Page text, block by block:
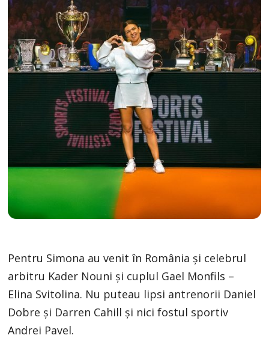
Pentru Simona au venit în România şi celebrul
arbitru Kader Nouni şi cuplul Gael Monfils –
Elina Svitolina. Nu puteau lipsi antrenorii Daniel
Dobre şi Darren Cahill şi nici fostul sportiv
Andrei Pavel.